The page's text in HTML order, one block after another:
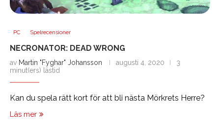
PC Spelrecensioner
NECRONATOR: DEAD WRONG
av Martin "Fyghar" Johansson augusti 4, 2020
3
minut(ers) lästid
Kan du spela rätt kort för att bli nästa Mörkrets Herre?
Läs mer